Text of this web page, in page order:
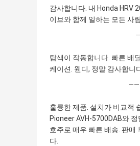
감사합니다. 내 Honda HRV
이브와 함께 일하는 모든 사
탐색이 작동합니다. 빠른 배
케이션. 웬디, 정말 감사합니
——
훌륭한 제품. 설치가 비교적
Pioneer AVH-5700DAB와
호주로 매우 빠른 배송. 판매
다.